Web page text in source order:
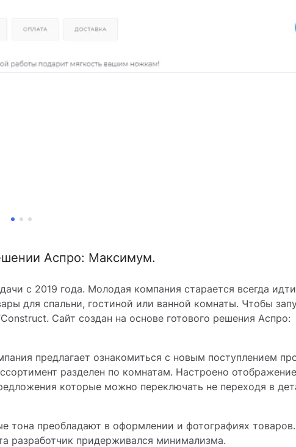
Аспро: Максимум.
с 2019 года. Молодая компания старается всегда идти
для спальни, гостиной или ванной комнаты. Чтобы
Сайт создан на основе готового решения Аспро:
предлагает ознакомиться с новым поступлением
разделен по комнатам. Настроено
которые можно переключать не переходя в
тона преобладают в оформлении и фотографиях товаров.
разработчик придерживался минимализма.